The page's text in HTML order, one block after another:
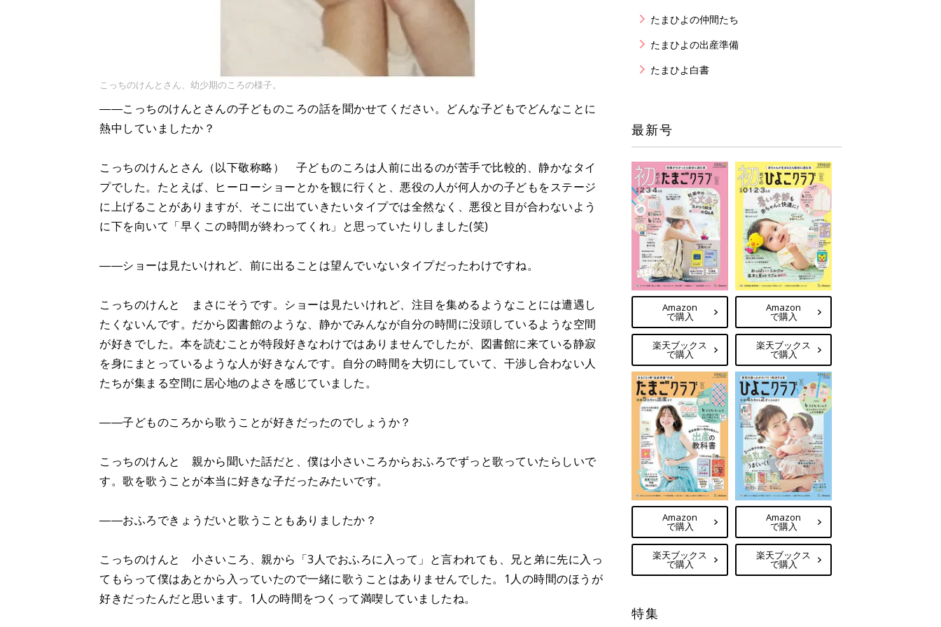
こっちのけんとさん、幼少期のころの様子。
――こっちのけんとさんの子どものころの話を聞かせてください。どんな子どもでどんなことに
熱中していましたか？
こっちのけんとさん（以下敬称略） 子どものころは人前に出るのが苦手で比較的、静かなタイ
プでした。たとえば、ヒーローショーとかを観に行くと、悪役の人が何人かの子どもをステージ
に上げることがありますが、そこに出ていきたいタイプでは全然なく、悪役と目が合わないよう
に下を向いて「早くこの時間が終わってくれ」と思っていたりしました(笑)
――ショーは見たいけれど、前に出ることは望んでいないタイプだったわけですね。
こっちのけんと まさにそうです。ショーは見たいけれど、注目を集めるようなことには遭遇し
たくないんです。だから図書館のような、静かでみんなが自分の時間に没頭しているような空間
が好きでした。本を読むことが特段好きなわけではありませんでしたが、図書館に来ている静寂
を身にまとっているような人が好きなんです。自分の時間を大切にしていて、干渉し合わない人
たちが集まる空間に居心地のよさを感じていました。
――子どものころから歌うことが好きだったのでしょうか？
こっちのけんと 親から聞いた話だと、僕は小さいころからおふろでずっと歌っていたらしいで
す。歌を歌うことが本当に好きな子だったみたいです。
――おふろできょうだいと歌うこともありましたか？
こっちのけんと 小さいころ、親から「3人でおふろに入って」と言われても、兄と弟に先に入っ
てもらって僕はあとから入っていたので一緒に歌うことはありませんでした。1人の時間のほうが
好きだったんだと思います。1人の時間をつくって満喫していましたね。
たまひよの仲間たち
たまひよの出産準備
たまひよ白書
最新号
Amazon
で購入
楽天ブックス
で購入
Amazon
で購入
楽天ブックス
で購入
Amazon
で購入
楽天ブックス
で購入
Amazon
で購入
楽天ブックス
で購入
特集